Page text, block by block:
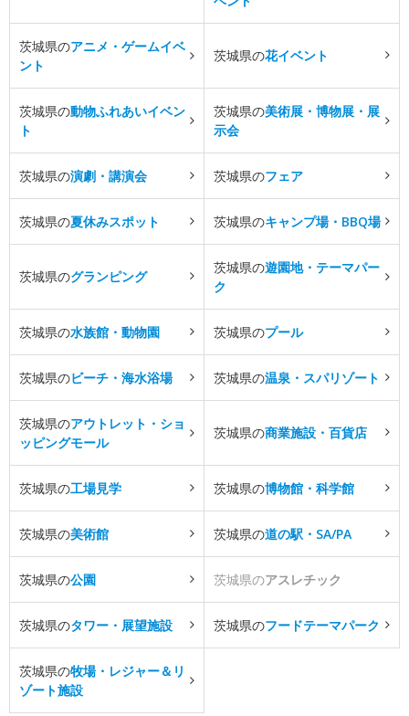
茨城県のアニメ・ゲームイベ
ント
茨城県の花イベント
茨城県の動物ふれあいイベン
ト
茨城県の美術展・博物展・展
示会
茨城県の演劇・講演会 茨城県のフェア
茨城県の夏休みスポット 茨城県のキャンプ場・BBQ場
茨城県のグランピング
茨城県の遊園地・テーマパー
ク
茨城県の水族館・動物園 茨城県のプール
茨城県のビーチ・海水浴場 茨城県の温泉・スパリゾート
茨城県のアウトレット・ショ
ッピングモール
茨城県の商業施設・百貨店
茨城県の工場見学 茨城県の博物館・科学館
茨城県の美術館 茨城県の道の駅・SA/PA
茨城県の公園 茨城県のアスレチック
茨城県のタワー・展望施設 茨城県のフードテーマパーク
茨城県の牧場・レジャー＆リ
ゾート施設